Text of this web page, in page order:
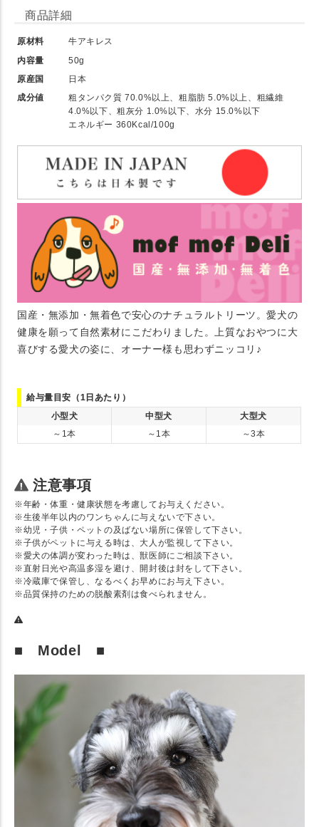
商品詳細
原材料
牛アキレス
内容量
50g
原産国
日本
成分値
粗タンパク質 70.0%以上、粗脂肪 5.0%以上、粗繊維
4.0%以下、粗灰分 1.0%以下、水分 15.0%以下
エネルギー 360Kcal/100g
国産・無添加・無着色で安心のナチュラルトリーツ。愛犬の
健康を願って自然素材にこだわりました。上質なおやつに大
喜びする愛犬の姿に、オーナー様も思わずニッコリ♪
給与量目安（1日あたり）
小型犬
中型犬
大型犬
～1本
～1本 ～3本
注意事項
※年齢・体重・健康状態を考慮してお与えください。
※生後半年以内のワンちゃんに与えないで下さい。
※幼児・子供・ペットの及ばない場所に保管して下さい。
※子供がペットに与える時は、大人が監視して下さい。
※愛犬の体調が変わった時は、獣医師にご相談下さい。
※直射日光や高温多湿を避け、開封後は封をして下さい。
※冷蔵庫で保管し、なるべくお早めにお与え下さい。
※品質保持のための脱酸素剤は食べられません。
■ Model ■